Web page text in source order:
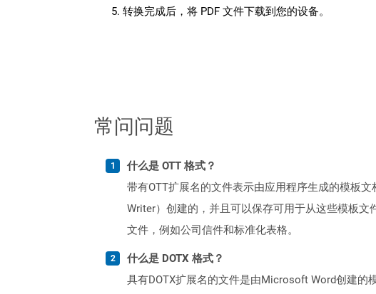
转换完成后，将 PDF 文件下载到您的设备。
常问问题
什么是 OTT 格式？
带有OTT扩展名的文件表示由应用程序生成的模板
Writer）创建的，并且可以保存可用于从这些模板
文件，例如公司信件和标准化表格。
什么是 DOTX 格式？
具有DOTX扩展名的文件是由Microsoft Word创建的